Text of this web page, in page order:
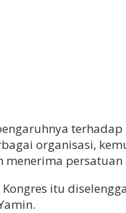
organisasi,
persatuan
itu